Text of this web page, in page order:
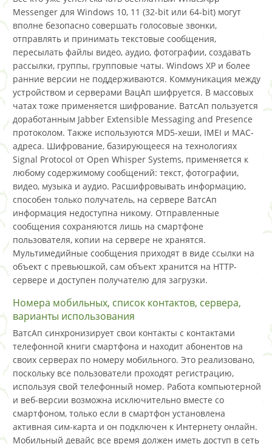
Messenger для Windows 10, 11 (32-bit или 64-bit) могут
вполне безопасно совершать голосовые звонки,
отправлять и принимать текстовые сообщения,
пересылать файлы видео, аудио, фотографии, создавать
рассылки, группы, групповые чаты. Windows XP и более
ранние версии не поддерживаются. Коммуникация между
устройством и серверами ВацАп шифруется. В массовых
чатах тоже применяется шифрование. ВатсАп пользуется
доработанным Jabber Extensible Messaging and Presence
протоколом. Также используются MD5-хеши, IMEI и MAC-
адреса. Шифрование, базирующееся на технологиях
Signal Protocol от Open Whisper Systems, применяется к
любому содержимому сообщений: текст, фотографии,
видео, музыка и аудио. Расшифровывать информацию,
способен только получатель, на сервере ВатсАп
информация недоступна никому. Отправленные
сообщения сохраняются лишь на смартфоне
пользователя, копии на сервере не хранятся.
Мультимедийные сообщения приходят в виде ссылки на
объект с превьюшкой, сам объект хранится на HTTP-
сервере и доступен получателю для загрузки.
Номера мобильных, список контактов, сервера,
варианты использования
ВатсАп синхронизирует свои контакты с контактами
телефонной книги смартфона и находит абонентов на
своих серверах по номеру мобильного. Это реализовано,
поскольку все пользователи проходят регистрацию,
используя свой телефонный номер. Работа компьютерной
и веб-версии возможна исключительно вместе со
смартфоном, только если в смартфон установлена
активная сим-карта и он подключен к Интернету онлайн.
Мобильный девайс все время должен иметь доступ в сеть